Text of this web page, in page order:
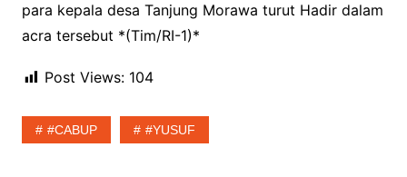
para kepala desa Tanjung Morawa turut Hadir dalam
acra tersebut *(Tim/RI-1)*
Post Views: 104
#CABUP #YUSUF